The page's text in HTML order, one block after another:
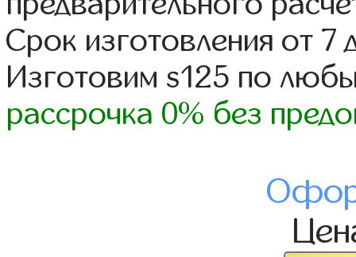
Срок изготовления от 7
Изготовим s125 по
рассрочка 0% без